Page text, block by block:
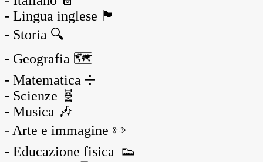
- Lingua inglese 🏴󠁧󠁢󠁥󠁮󠁧󠁿
- Storia 🔍
- Geografia 🗺
- Matematica ➗
- Scienze 🧬
- Musica 🎶
- Arte e immagine ✏️
- Educazione fisica 👟